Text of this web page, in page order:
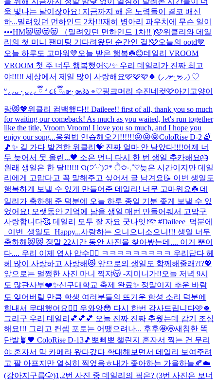
욱 빛나는 날이잖아요! 지금까지 해 온 노력들이 결코 배신
하...밀려있던 먼하인드 2차!!!재히 병아리 파우치에 무슨 일이
•••HM😻😻😻😻 （밀려있던 먼하인드 1차!! )🩷위클리와 데일
리의 첫 미니 팬미팅 기다려왔던 순간인 걸!🩷오늘의 ootd🤎
오늘 하루도 고마워💛 오늘 받은 행복☘️😊데일리 VROOM
VROOM 첫 주 너무 행복했어🩵✨ 우리 데일리가 진짜 최고
야!!!!! 세상에서 제일 많이 사랑해요🩷🩷🩷🍀 (⸝⸝ᵒ̴̶̷ ·̫ ᵒ̴̶̷⸝⸝) ♡
ᐡ⸝⸝ᴗ ·̮ ᴗ⸝⸝ ྀི ᐡ ૮꒰ ྀི𓂂ɞ̴̶̷ ·̮ ɞ̴̶̷𓂂꒱ა ⌯♡핑크머리 수진네컷🩷아기고양이
랑😻💖위클리 컴백했다!! Daileee!! first of all, thank you so much
for waiting our comeback! As much as you waited, let's run together
like the title, Vroom Vroom! I love you so much, and I hope you
enjoy our song...응원법 연습해오기!!!!!!😝😝😝ColoRise D-2 🌈
🎵✨ 길 가다 발견한 위클리💝 진짜 얼마 안 남았다!!!!어제 너
무 늦어서 못 올린...🖤 소은 언니 다시 한 번 생일 추카해요🎂
원래 생일은 한 달!!!!!! ଘ(੭ˊᵕˋ)੭* ੈ✩‧₊˚♡늦은 시간이지만 데일
리에게 고맙다고 꼭 말해주고 싶어서 글 남겨요📝 이번 생일도
행복하게 보낼 수 있게 만들어준 데일리! 너무 고마워요☘️ 데
일리가 축하해 준 덕분에 오늘 하루 종일 기분 좋게 보낼 수 있
었어요! 오랫동안 기억에 남을 생일 매번 만들어줘서 고맙구
사랑합니다🥰 데일리 모두 잘 자요 굿나잇!🩷 #Daileee_덕분에
_이번_생일도_Happy...사랑하는 으니으니소으니!!! 생일 너무
축하해😻😻 정말 22시간 동안 사진을 찾아봤는데.... 이거 뿐이
다.... 우리 이제 엽사 압수🤦‍♀️ ㅋㅋㅋㅋㅋㅋㅋㅋㅋ 우리답다 헤
헤 많이 사랑하고 사랑해😻 앞으로의 생일도 함께해줄래?!?💖
앞으로는 멀쩡한 사진 마니 찍쟈😽 -지미니가!!오늘 저녁 9시
도 많관사부❤️✨신구대학교 축제 완료✨ 정말이지 추운 바람
도 잊어버릴 만큼 학생 여러분들의 뜨거운 함성 소리 덕분에
힘내서 무대했어요❤️‍🔥 우와앙😳 다시 한번 감사드립니다🩷🍀
그리구 우리 데일리💕💕💕 오늘 진짜 진짜 추웠는데 감기 조심
해요!!! 그리고 컨셉 포토는 어땠으려나... 후후🤩🤩새침한 똑
단발🪴🖤 ColoRise D-13🎵 뽀삐뽀 챌린지 혼자서 찍는 건 무리
야 혼자서 막 카메라 왔다갔다 확대해보면서 데일리 보여주려
고 팔 아프지만 열심히 찍었음ㅎ내가 좋아하는 가을하늘🍂☁️
(강아지구름🐶)1,2번 사진 중 데일리의 픽은? (3번 사진은 보너